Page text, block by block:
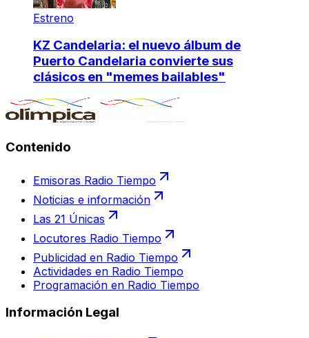
Estreno
KZ Candelaria: el nuevo álbum de
Puerto Candelaria convierte sus
clásicos en "memes bailables"
Contenido
Emisoras Radio Tiempo
Noticias e información
Las 21 Únicas
Locutores Radio Tiempo
Publicidad en Radio Tiempo
Actividades en Radio Tiempo
Programación en Radio Tiempo
Información Legal